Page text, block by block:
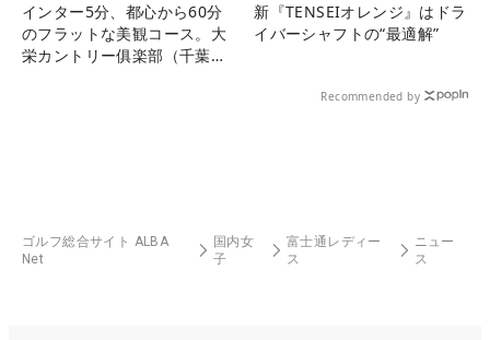
インター5分、都心から60分
のフラットな美観コース。大
栄カントリー俱楽部（千葉
新『TENSEIオレンジ』はドラ
イバーシャフトの“最適解”
Recommended by
ゴルフ総合サイト ALBA
Net
国内女
子
富士通レディー
ス
ニュー
ス